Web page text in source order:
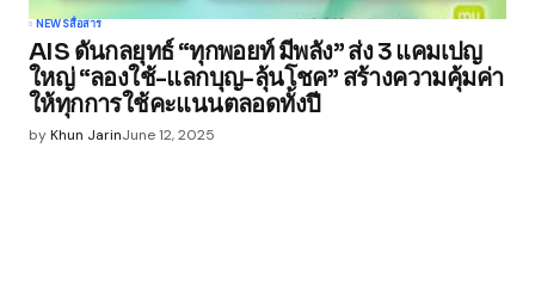
NEWSสื่อสาร
AIS ดันกลยุทธ์ “ทุกพอยท์ มีพลัง” ส่ง 3 แคมเปญ
ใหญ่ “ลองใช้-แลกบุญ-ลุ้นโชค” สร้างความคุ้มค่า
ให้ทุกการใช้คะแนนตลอดทั้งปี
byKhun JarinJune 12, 2025